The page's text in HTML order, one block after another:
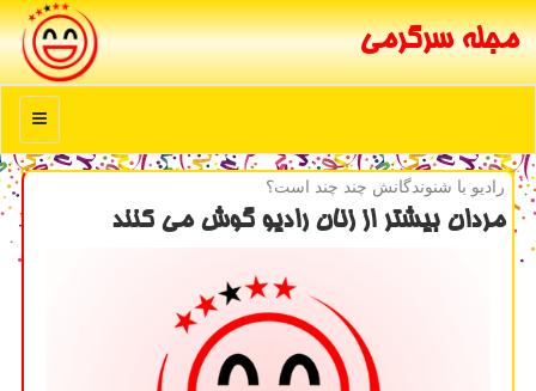
مجله سرگرمی
منو
رادیو با شنوندگانش چند چند است؟
مردان بیشتر از زنان رادیو گوش می كنند